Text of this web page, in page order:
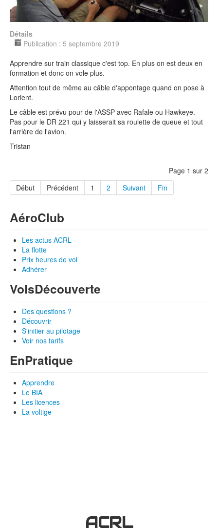
Détails
Publication : 5 septembre 2019
Apprendre sur train classique c'est top. En plus on est deux en
formation et donc on vole plus.
Attention tout de même au câble d'appontage quand on pose à
Lorient.
Le câble est prévu pour de l'ASSP avec Rafale ou Hawkeye.
Pas pour le DR 221 qui y laisserait sa roulette de queue et tout
l'arrière de l'avion.
Tristan
Page 1 sur 2
Début
Précédent 1 2 Suivant Fin
AéroClub
Les actus ACRL
La flotte
Prix heures de vol
Adhérer
VolsDécouverte
Des questions ?
Découvrir
S'initier au pilotage
Voir nos tarifs
EnPratique
Apprendre
Le BIA
Les licences
La voltige
ACRL